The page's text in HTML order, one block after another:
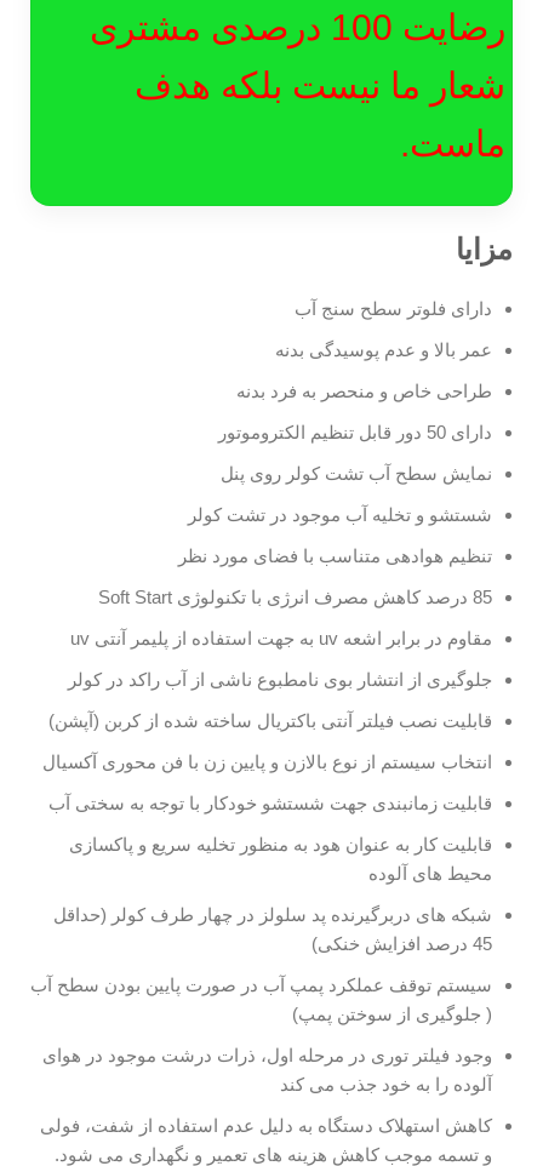
رضایت 100 درصدی مشتری
شعار ما نیست بلکه هدف
ماست.
مزایا
دارای فلوتر سطح سنج آب
عمر بالا و عدم پوسیدگی بدنه
طراحی خاص و منحصر به فرد بدنه
دارای 50 دور قابل تنظیم الکتروموتور
نمایش سطح آب تشت کولر روی پنل
شستشو و تخلیه آب موجود در تشت کولر
تنظیم هوادهی متناسب با فضای مورد نظر
85 درصد کاهش مصرف انرژی با تکنولوژی Soft Start
مقاوم در برابر اشعه uv به جهت استفاده از پلیمر آنتی uv
جلوگیری از انتشار بوی نامطبوع ناشی از آب راکد در کولر
قابلیت نصب فیلتر آنتی باکتریال ساخته شده از کربن (آپشن)
انتخاب سیستم از نوع بالازن و پایین زن با فن محوری آکسیال
قابلیت زمانبندی جهت شستشو خودکار با توجه به سختی آب
قابلیت کار به عنوان هود به منظور تخلیه سریع و پاکسازی
محیط های آلوده
شبکه های دربرگیرنده پد سلولز در چهار طرف کولر (حداقل
45 درصد افزایش خنکی)
سیستم توقف عملکرد پمپ آب در صورت پایین بودن سطح آب
( جلوگیری از سوختن پمپ)
وجود فیلتر توری در مرحله اول، ذرات درشت موجود در هوای
آلوده را به خود جذب می کند
کاهش استهلاک دستگاه به دلیل عدم استفاده از شفت، فولی
و تسمه موجب کاهش هزینه های تعمیر و نگهداری می شود.